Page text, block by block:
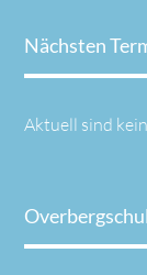
Nächsten
Aktuell sind